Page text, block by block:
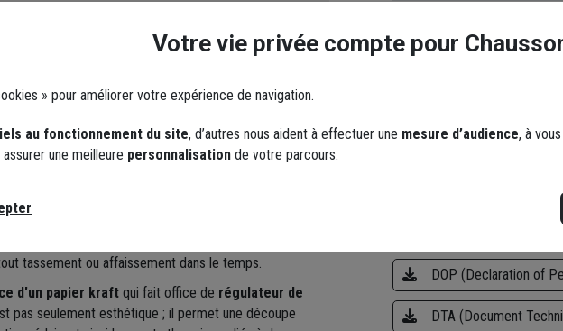
comme une solution de haute performance pour
thermique certifiée de 0,035 W/(m.K)
permet
élevéestout en optimisant l'épaisseur de
maximale de 280 mm offre une résistance thermique
répondre aux exigences des bâtiments à basse
à la rénovation.
le MRK 35 est classé comme
une
tassement ou affaissement dans le temps.
d'un papier kraft qui fait office de régulateur de
pas seulement esthétique ; il permet une découpe
Résistance thermique
DOP (Declaration of
DTA (Document
Votre vie privée compte pour
» pour améliorer votre expérience de navigation.
au fonctionnement du site, d’autres nous aident à effectuer une mesure d’audience, à
une meilleure personnalisation de votre parcours.